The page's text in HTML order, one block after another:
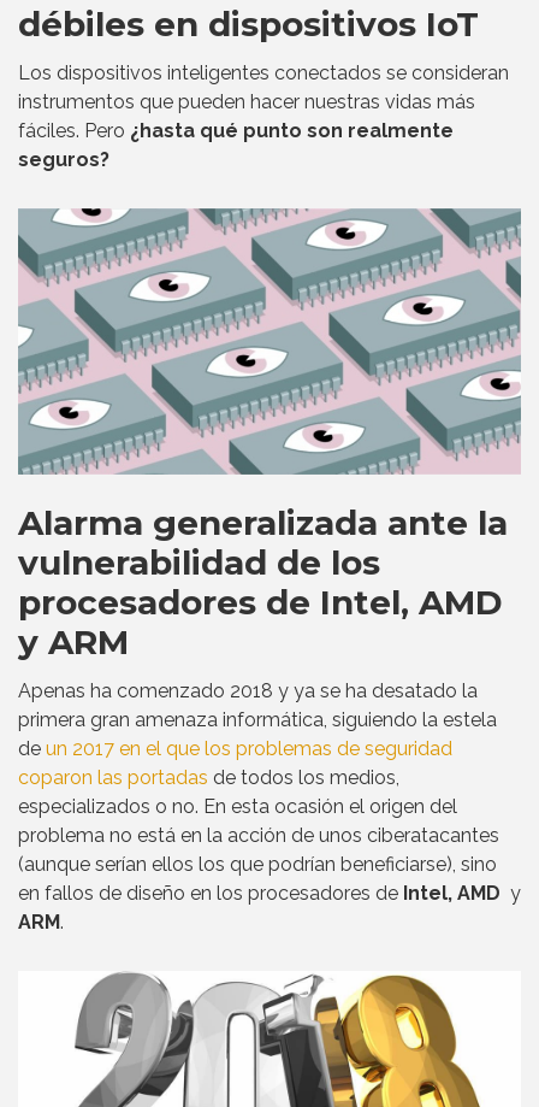
débiles en dispositivos IoT
Los dispositivos inteligentes conectados se consideran
instrumentos que pueden hacer nuestras vidas más
fáciles. Pero ¿hasta qué punto son realmente
seguros?
Alarma generalizada ante la
vulnerabilidad de los
procesadores de Intel, AMD
y ARM
Apenas ha comenzado 2018 y ya se ha desatado la
primera gran amenaza informática, siguiendo la estela
de un 2017 en el que los problemas de seguridad
coparon las portadas de todos los medios,
especializados o no. En esta ocasión el origen del
problema no está en la acción de unos ciberatacantes
(aunque serían ellos los que podrían beneficiarse), sino
en fallos de diseño en los procesadores de Intel, AMD y
ARM.